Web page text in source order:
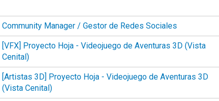
Community Manager / Gestor de Redes Sociales
[VFX] Proyecto Hoja - Videojuego de Aventuras 3D (Vista
Cenital)
[Artistas 3D] Proyecto Hoja - Videojuego de Aventuras 3D
(Vista Cenital)